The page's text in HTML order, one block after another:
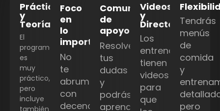
Práctica
y
Teoría
El
programa
es
muy
práctico,
pero
incluye
Foco
en
lo
importante
No
te
abrumaremos
con
decenas
Comunidad
de
apoyo
Resolveremos
tus
dudas
y
podrás
aprender
Videos
y
Directos
Los
entrenamientos
tienen
videos
para
que
Tendrás
menús
de
comida
y
pero